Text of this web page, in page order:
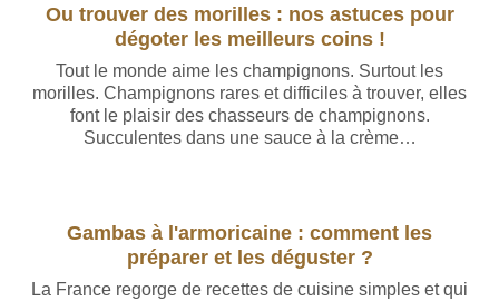
Ou trouver des morilles : nos astuces pour
dégoter les meilleurs coins !
Tout le monde aime les champignons. Surtout les
morilles. Champignons rares et difficiles à trouver, elles
font le plaisir des chasseurs de champignons.
Succulentes dans une sauce à la crème…
Gambas à l'armoricaine : comment les
préparer et les déguster ?
La France regorge de recettes de cuisine simples et qui